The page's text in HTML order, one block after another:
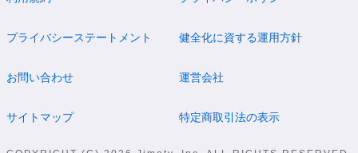
プライバシーステートメント 健全化に資する運用方針
お問い合わせ 運営会社
サイトマップ 特定商取引法の表示